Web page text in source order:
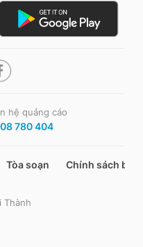
hệ quảng cáo
780 404
Tòa soạn Chính sách bảo
Thành